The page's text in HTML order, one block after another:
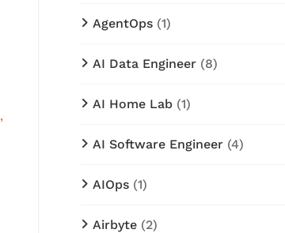
AgentOps (1)
AI Data Engineer (8)
AI Home Lab (1)
AI Software Engineer (4)
AIOps (1)
Airbyte (2)